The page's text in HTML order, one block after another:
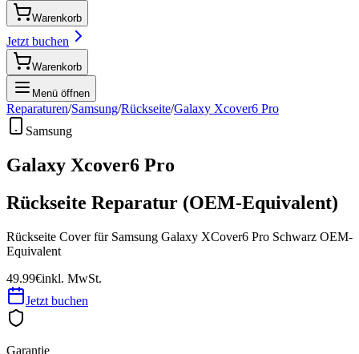
Warenkorb
Jetzt buchen
Warenkorb
Menü öffnen
Reparaturen/Samsung/Rückseite/Galaxy Xcover6 Pro
Samsung
Galaxy Xcover6 Pro
Rückseite Reparatur (OEM-Equivalent)
Rückseite Cover für Samsung Galaxy XCover6 Pro Schwarz OEM-
Equivalent
49.99€inkl. MwSt.
Jetzt buchen
Garantie